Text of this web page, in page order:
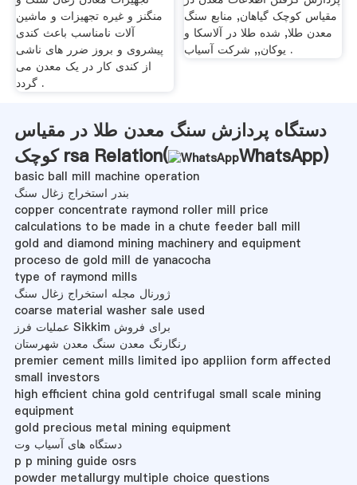
منگنز و غیره تجهیزات و ماشین
آلات نامناسب باعث کندی
پیشروی و بروز ضرر های ناشی
از کندی کار در یک معدن می
گردد .
مقیاس کوچک گیاهان, منابع سنگ
معدن طلا, شده طلا در آلاسکا و
یوکان,, شرکت آسیاب .
دستگاه پردازش سنگ معدن طلا در مقیاس
کوچک rsa Relation(
WhatsApp)
basic ball mill machine operation
بندر استخراج زغال سنگ
copper concentrate raymond roller mill price
calculations to be made in a chute feeder ball mill
gold and diamond mining machinery and equipment
proceso de gold mill de yanacocha
type of raymond mills
ژورنال مجله استخراج زغال سنگ
coarse material washer sale used
عملیات فرز Sikkim برای فروش
رنگارنگ معدن سنگ معدن شهرستان
premier cement mills limited ipo appliion form affected
small investors
high efficient china gold centrifugal small scale mining
equipment
gold precious metal mining equipment
دستگاه های آسیاب وت
p p mining guide osrs
powder metallurgy multiple choice questions